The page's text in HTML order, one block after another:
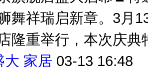
旗舰店盛大启幕▲特
舞祥瑞启新章。3月
隆重举行，本次庆典